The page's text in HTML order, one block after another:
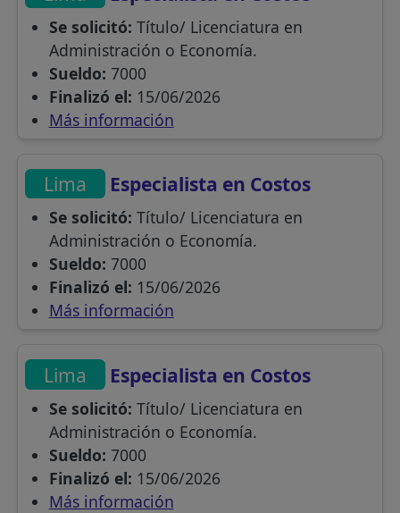
Se solicitó: Título/ Licenciatura en
Administración o Economía.
Sueldo: 7000
Finalizó el: 15/06/2026
Más información
Lima Especialista en Costos
Se solicitó: Título/ Licenciatura en
Administración o Economía.
Sueldo: 7000
Finalizó el: 15/06/2026
Más información
Lima Especialista en Costos
Se solicitó: Título/ Licenciatura en
Administración o Economía.
Sueldo: 7000
Finalizó el: 15/06/2026
Más información